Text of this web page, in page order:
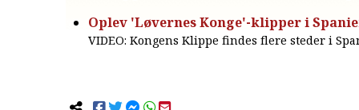
Oplev 'Løvernes Konge'-klipper i
VIDEO: Kongens Klippe findes flere steder i